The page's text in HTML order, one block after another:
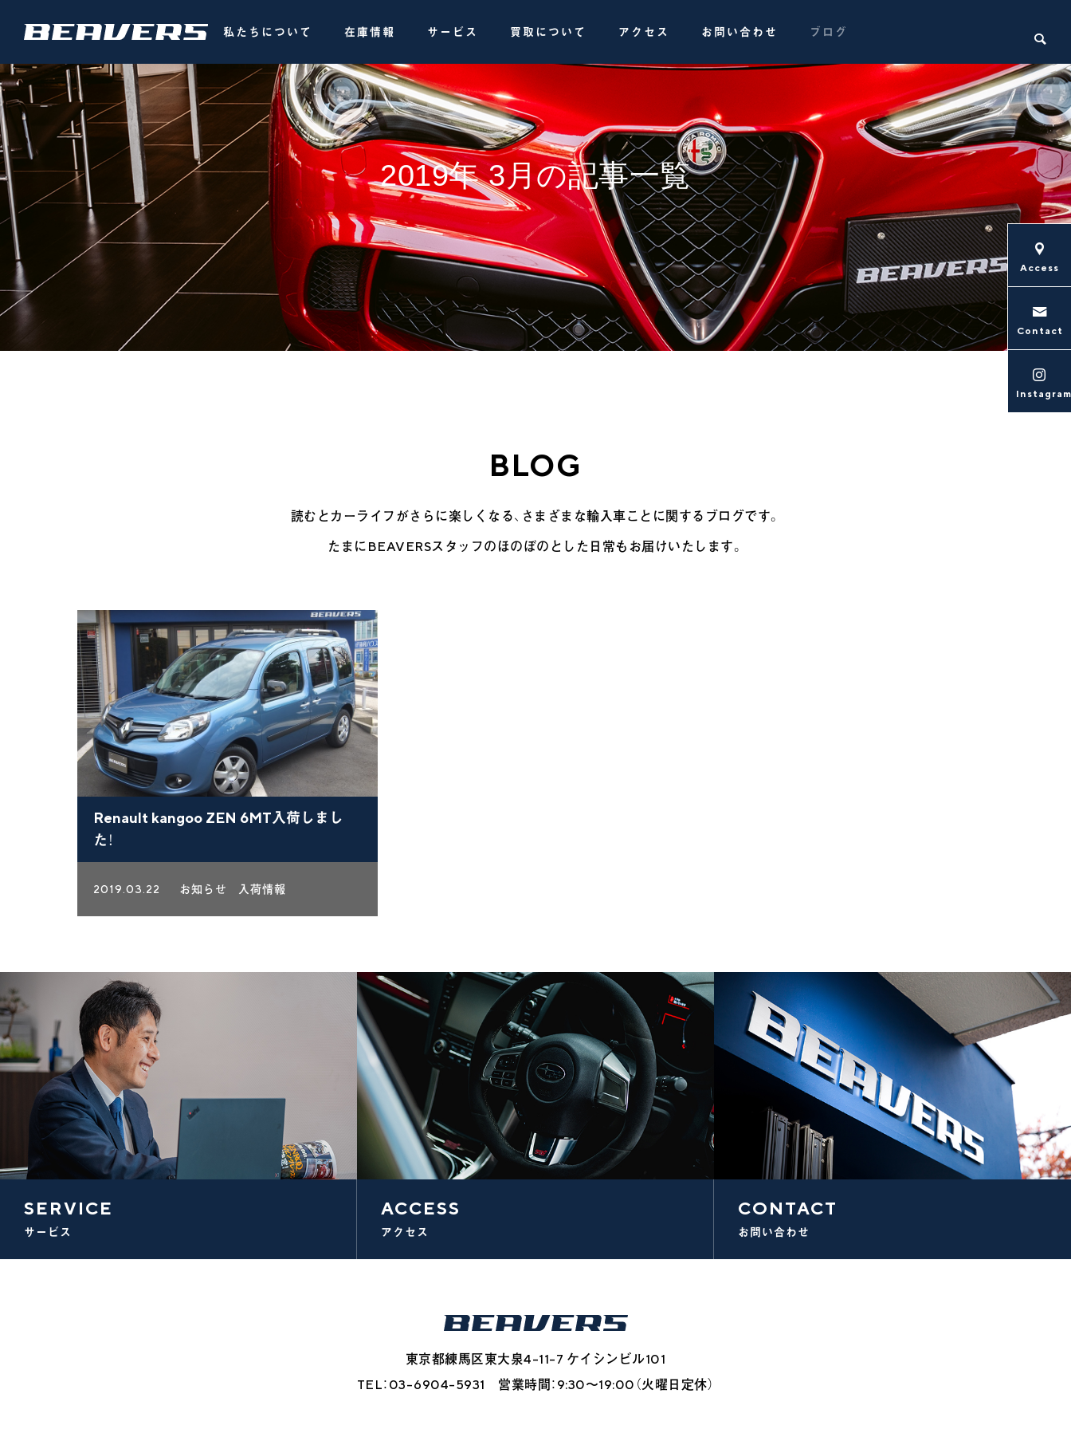
私たちについて 在庫情報 サービス 買取について アクセス お問い合わせ ブログ
ン
スタッフコラム
FLEXIBLE FLOOR BAR R 取り付け
スタッフコラム
うかい鳥山へ
スタッフコラム
インプレッサWRX STI 納車前準備
スタッフコラム
インプレ
スタッフコ

2019年 3月の記事一覧
BLOG
読むとカーライフがさらに楽しくなる、さまざまな輸入車ことに関するブログです。
たまにBEAVERSスタッフのほのぼのとした日常もお届けいたします。
Renault kangoo ZEN 6MT入荷しまし
た！
2019.03.22 お知らせ 入荷情報
SERVICE
サービス
ACCESS
アクセス
CONTACT
お問い合わせ
東京都練馬区東大泉4-11-7 ケイシンビル101
TEL：03-6904-5931 営業時間：9:30〜19:00（火曜日定休）
Access
Contact
Instagram